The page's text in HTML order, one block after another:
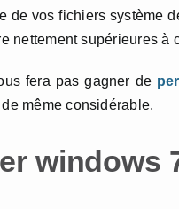
de vos fichiers système
nettement supérieures à
fera pas gagner de
même considérable.
windows